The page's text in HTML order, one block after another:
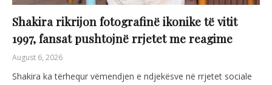
Shakira rikrijon fotografinë ikonike të vitit
1997, fansat pushtojnë rrjetet me reagime
August 6, 2026
Shakira ka tërhequr vëmendjen e ndjekësve në rrjetet sociale